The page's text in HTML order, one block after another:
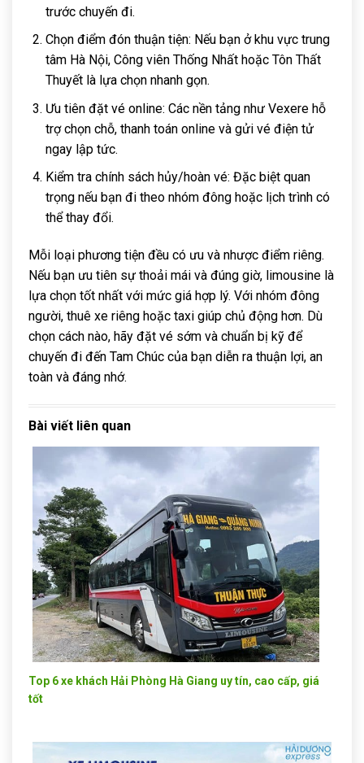
trước chuyến đi.
Chọn điểm đón thuận tiện: Nếu bạn ở khu vực trung
tâm Hà Nội, Công viên Thống Nhất hoặc Tôn Thất
Thuyết là lựa chọn nhanh gọn.
Ưu tiên đặt vé online: Các nền tảng như Vexere hỗ
trợ chọn chỗ, thanh toán online và gửi vé điện tử
ngay lập tức.
Kiểm tra chính sách hủy/hoàn vé: Đặc biệt quan
trọng nếu bạn đi theo nhóm đông hoặc lịch trình có
thể thay đổi.
Mỗi loại phương tiện đều có ưu và nhược điểm riêng.
Nếu bạn ưu tiên sự thoải mái và đúng giờ, limousine là
lựa chọn tốt nhất với mức giá hợp lý. Với nhóm đông
người, thuê xe riêng hoặc taxi giúp chủ động hơn. Dù
chọn cách nào, hãy đặt vé sớm và chuẩn bị kỹ để
chuyến đi đến Tam Chúc của bạn diễn ra thuận lợi, an
toàn và đáng nhớ.
Bài viết liên quan
Top 6 xe khách Hải Phòng Hà Giang uy tín, cao cấp, giá
tốt